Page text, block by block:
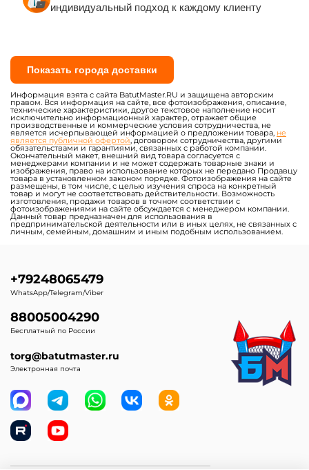
индивидуальный подход к каждому клиенту
Показать города доставки
Информация взята с сайта BatutMaster.RU и защищена авторским
правом. Вся информация на сайте, все фотоизображения, описание,
технические характеристики, другое текстовое наполнение носит
исключительно информационный характер, отражает общие
производственные и коммерческие условия сотрудничества, не
является исчерпывающей информацией о предложении товара, не
является публичной офертой, договором сотрудничества, другими
обязательствами и гарантиями, связанных с работой компании.
Окончательный макет, внешний вид товара согласуется с
менеджерами компании и не может содержать товарные знаки и
изображения, право на использование которых не передано Продавцу
товара в установленном законом порядке. Фотоизображения на сайте
размещены, в том числе, с целью изучения спроса на конкретный
товар и могут не соответствовать действительности. Возможность
изготовления, продажи товаров в точном соответствии с
фотоизображениями на сайте обсуждается с менеджером компании.
Данный товар предназначен для использования в
предпринимательской деятельности или в иных целях, не связанных с
личным, семейным, домашним и иным подобным использованием.
+79248065479
WhatsApp/Telegram/Viber
88005004290
Бесплатный по России
torg@batutmaster.ru
Электронная почта